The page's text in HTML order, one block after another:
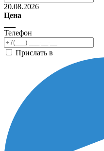
20.08.2026
Цена
Телефон
Прислать в